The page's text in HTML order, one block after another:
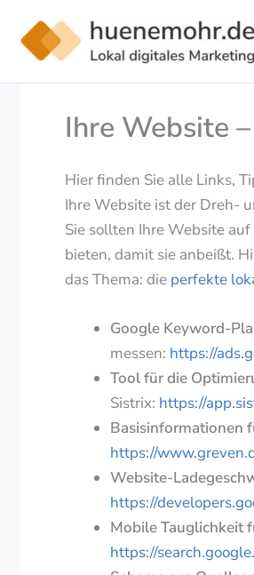
Inhalt
springen
Ihre Website
Hier finden Sie alle Links,
Ihre Website ist der Dreh-
Sie sollten Ihre Website
bieten, damit sie anbeißt.
das Thema: die perfekte
Google Keyword-
messen: https://
Tool für die
Sistrix: https://
Basisinformationen
https://
Website-
https://
Mobile Tauglichkeit
https://